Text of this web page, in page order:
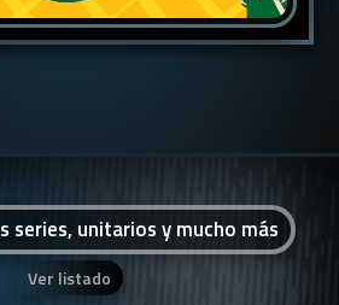
series, unitarios y mucho más
Ver listado